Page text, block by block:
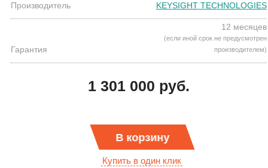
Производитель KEYSIGHT TECHNOLOGIES
Гарантия
12 месяцев
(если иной срок не предусмотрен
производителем)
1 301 000 руб.
В корзину
Купить в один клик